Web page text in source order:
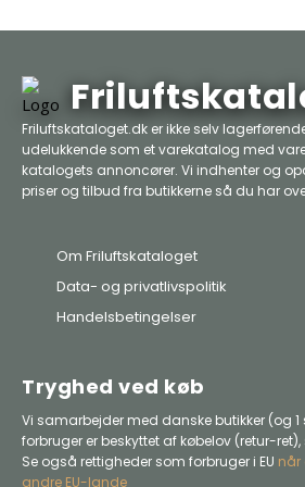
Friluftskataloget.dk er ikke selv
udelukkende som et varekatalog med
katalogets annoncører. Vi indhenter og
priser og tilbud fra butikkerne så du har
Om Friluftskataloget
Data- og privatlivspolitik
Handelsbetingelser
Tryghed ved køb
Vi samarbejder med danske butikker (og 1
forbruger er beskyttet af købelov (retur-
Se også rettigheder som forbruger i EU når
andre EU-lande